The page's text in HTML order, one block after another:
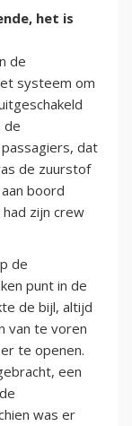
het is
de
systeem om
de
dat
de zuurstof
boord
zijn crew
de
punt in de
de bijl, altijd
van te voren
te openen.
een
was er